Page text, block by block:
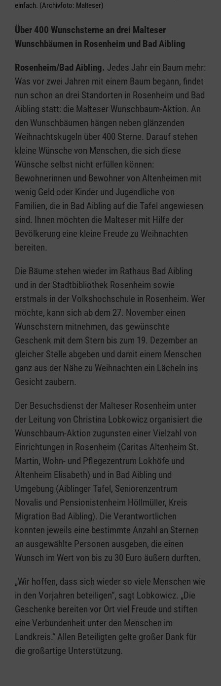
einfach. (Archivfoto: Malteser)
Über 400 Wunschsterne an drei Malteser
Wunschbäumen in Rosenheim und Bad Aibling
Rosenheim/Bad Aibling. Jedes Jahr ein Baum mehr:
Was vor zwei Jahren mit einem Baum begann, findet
nun schon an drei Standorten in Rosenheim und Bad
Aibling statt: die Malteser Wunschbaum-Aktion. An
den Wunschbäumen hängen neben glänzenden
Weihnachtskugeln über 400 Sterne. Darauf stehen
kleine Wünsche von Menschen, die sich diese
Wünsche selbst nicht erfüllen können:
Bewohnerinnen und Bewohner von Altenheimen mit
wenig Geld oder Kinder und Jugendliche von
Familien, die in Bad Aibling auf die Tafel angewiesen
sind. Ihnen möchten die Malteser mit Hilfe der
Bevölkerung eine kleine Freude zu Weihnachten
bereiten.
Die Bäume stehen wieder im Rathaus Bad Aibling
und in der Stadtbibliothek Rosenheim sowie
erstmals in der Volkshochschule in Rosenheim. Wer
möchte, kann sich ab dem 27. November einen
Wunschstern mitnehmen, das gewünschte
Geschenk mit dem Stern bis zum 19. Dezember an
gleicher Stelle abgeben und damit einem Menschen
ganz aus der Nähe zu Weihnachten ein Lächeln ins
Gesicht zaubern.
Der Besuchsdienst der Malteser Rosenheim unter
der Leitung von Christina Lobkowicz organisiert die
Wunschbaum-Aktion zugunsten einer Vielzahl von
Einrichtungen in Rosenheim (Caritas Altenheim St.
Martin, Wohn- und Pflegezentrum Lokhöfe und
Altenheim Elisabeth) und in Bad Aibling und
Umgebung (Aiblinger Tafel, Seniorenzentrum
Novalis und Pensionistenheim Höllmüller, Kreis
Migration Bad Aibling). Die Verantwortlichen
konnten jeweils eine bestimmte Anzahl an Sternen
an ausgewählte Personen ausgeben, die einen
Wunsch im Wert von bis zu 30 Euro äußern durften.
„Wir hoffen, dass sich wieder so viele Menschen wie
in den Vorjahren beteiligen“, sagt Lobkowicz. „Die
Geschenke bereiten vor Ort viel Freude und stiften
eine Verbundenheit unter den Menschen im
Landkreis.“ Allen Beteiligten gelte großer Dank für
die großartige Unterstützung.